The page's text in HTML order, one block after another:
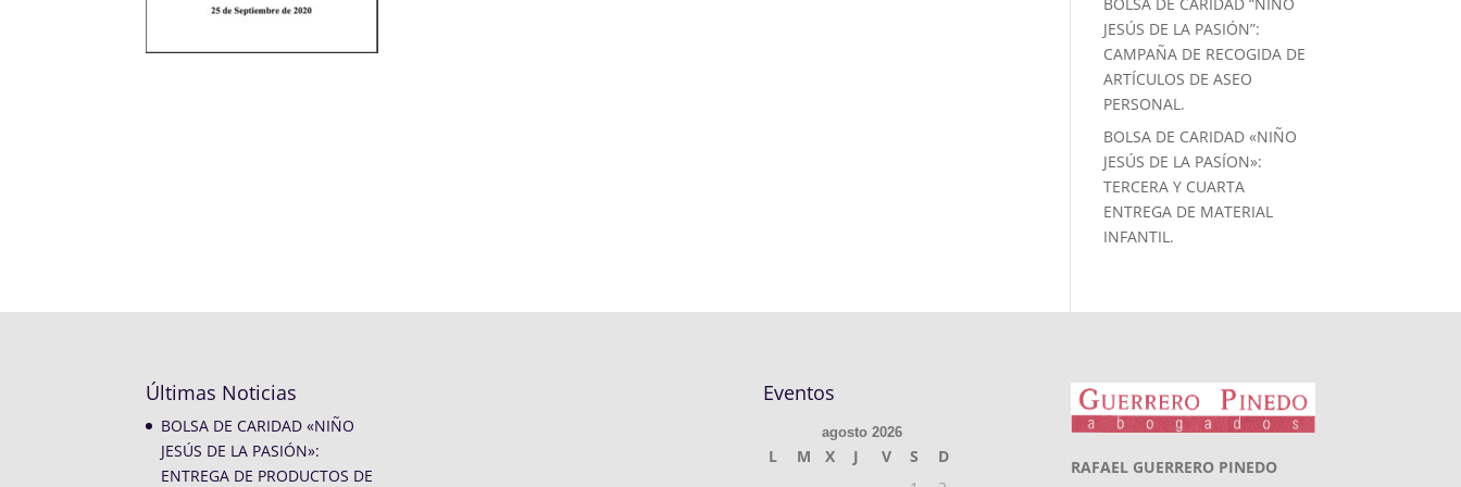
JESÚS DE LA PASIÓN”:
CAMPAÑA DE RECOGIDA DE
ARTÍCULOS DE ASEO
PERSONAL.
BOLSA DE CARIDAD «NIÑO
JESÚS DE LA PASÍON»:
TERCERA Y CUARTA
ENTREGA DE MATERIAL
INFANTIL.
Últimas Noticias
BOLSA DE CARIDAD «NIÑO
JESÚS DE LA PASIÓN»:
ENTREGA DE PRODUCTOS DE
Eventos
agosto 2026
L M X J V S
D
RAFAEL GUERRERO PINEDO